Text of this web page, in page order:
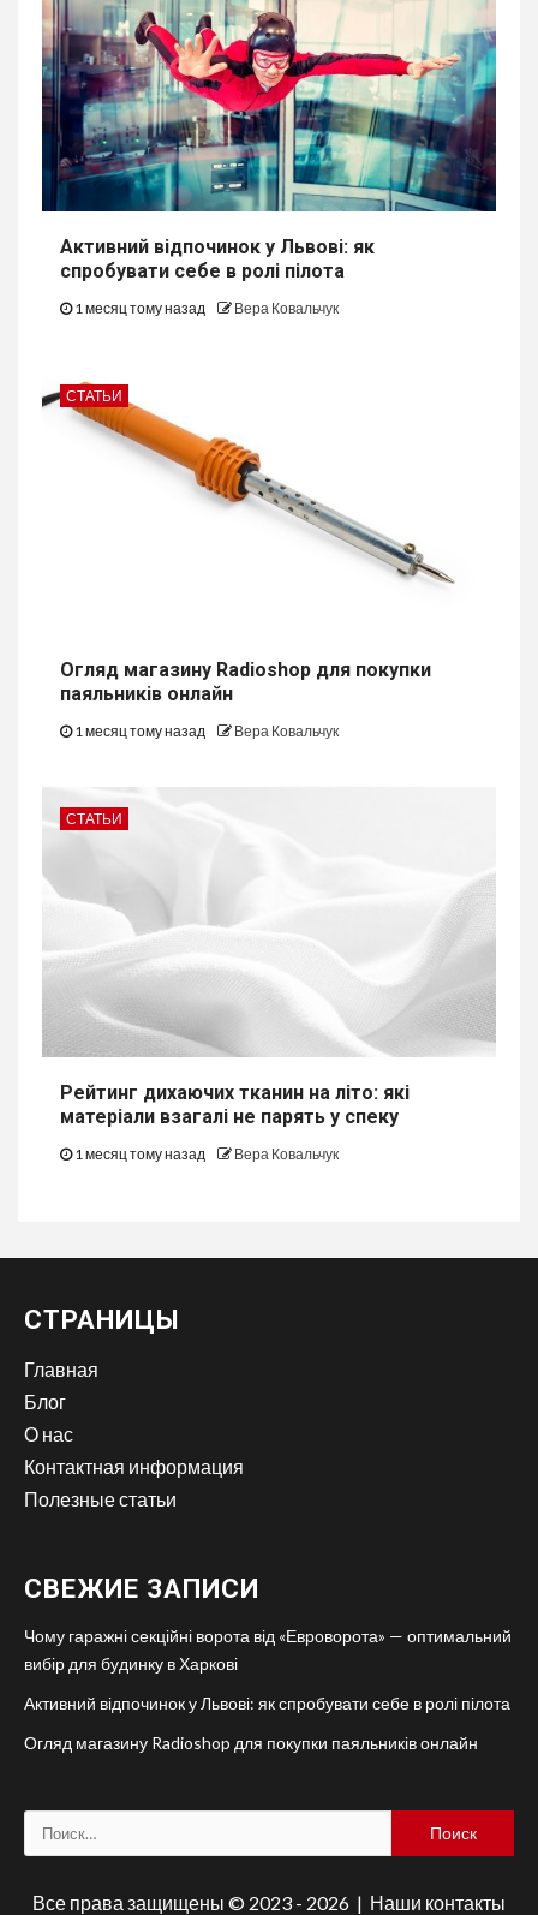
Активний відпочинок у Львові: як
спробувати себе в ролі пілота
1 месяц тому назад Вера Ковальчук
СТАТЬИ
Огляд магазину Radioshop для покупки
паяльників онлайн
1 месяц тому назад Вера Ковальчук
СТАТЬИ
Рейтинг дихаючих тканин на літо: які
матеріали взагалі не парять у спеку
1 месяц тому назад Вера Ковальчук
СТРАНИЦЫ
Главная
Блог
О нас
Контактная информация
Полезные статьи
СВЕЖИЕ ЗАПИСИ
Чому гаражні секційні ворота від «Евроворота» — оптимальний
вибір для будинку в Харкові
Активний відпочинок у Львові: як спробувати себе в ролі пілота
Огляд магазину Radioshop для покупки паяльників онлайн
Найти:
Все права защищены © 2023 - 2026 | Наши контакты